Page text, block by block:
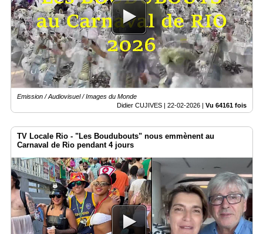
Emission / Audiovisuel / Images du Monde
Didier CUJIVES | 22-02-2026 Vu 64161 fois
TV Locale Rio - "Les Boudubouts" nous emmènent au
Carnaval de Rio pendant 4 jours